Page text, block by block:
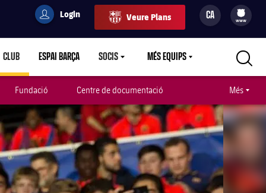
userCulers
Login Veure Plans CA
filled-badge
www
CLUBLABEL.ARIA.CARETDOWN
ESPAI BARÇA SOCISLABEL.ARIA.CARETDOWN
MÉS EQUIPSLABEL.ARIA.CARETDOWN
Fundació Centre de documentació Més